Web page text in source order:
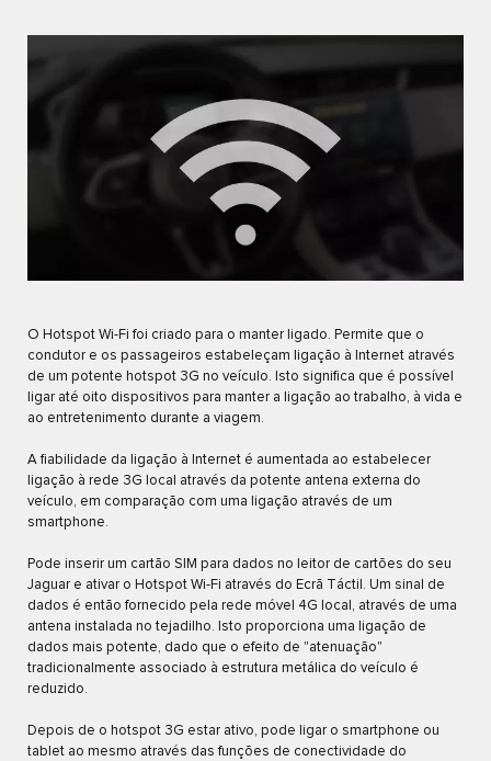
O Hotspot Wi-Fi foi criado para o manter ligado. Permite que o
condutor e os passageiros estabeleçam ligação à Internet através
de um potente hotspot 3G no veículo. Isto significa que é possível
ligar até oito dispositivos para manter a ligação ao trabalho, à vida e
ao entretenimento durante a viagem.
A fiabilidade da ligação à Internet é aumentada ao estabelecer
ligação à rede 3G local através da potente antena externa do
veículo, em comparação com uma ligação através de um
smartphone.
Pode inserir um cartão SIM para dados no leitor de cartões do seu
Jaguar e ativar o Hotspot Wi-Fi através do Ecrã Táctil. Um sinal de
dados é então fornecido pela rede móvel 4G local, através de uma
antena instalada no tejadilho. Isto proporciona uma ligação de
dados mais potente, dado que o efeito de "atenuação"
tradicionalmente associado à estrutura metálica do veículo é
reduzido.
Depois de o hotspot 3G estar ativo, pode ligar o smartphone ou
tablet ao mesmo através das funções de conectividade do